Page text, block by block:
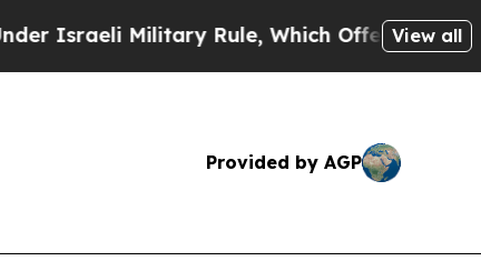
Military Rule, Which Offers Them few, if
View all
Provided by AGP